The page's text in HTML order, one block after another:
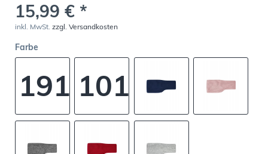
15,99 € *
inkl. MwSt. zzgl. Versandkosten
Farbe
191
-
101
-